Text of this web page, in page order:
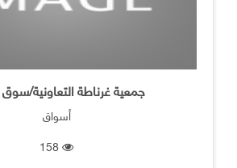
جمعية غرناطة التعاونية/
أسواق